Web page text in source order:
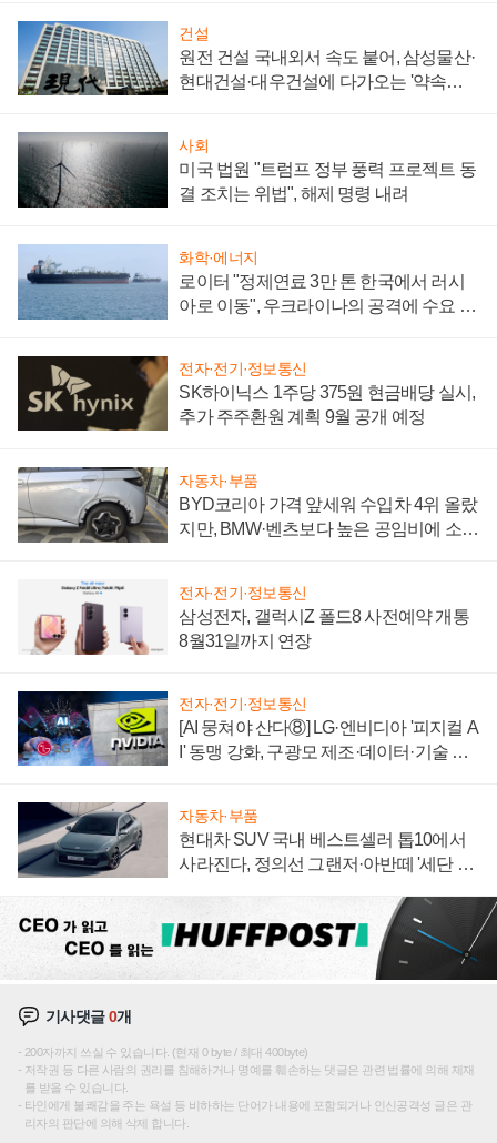
건설
원전 건설 국내외서 속도 붙어, 삼성물산·
현대건설·대우건설에 다가오는 '약속의
사회
미국 법원 "트럼프 정부 풍력 프로젝트 동
결 조치는 위법", 해제 명령 내려
화학·에너지
로이터 "정제연료 3만 톤 한국에서 러시
아로 이동", 우크라이나의 공격에 수요 늘
전자·전기·정보통신
SK하이닉스 1주당 375원 현금배당 실시,
추가 주주환원 계획 9월 공개 예정
자동차·부품
BYD코리아 가격 앞세워 수입차 4위 올랐
지만, BMW·벤츠보다 높은 공임비에 소비
전자·전기·정보통신
삼성전자, 갤럭시Z 폴드8 사전예약 개통
8월31일까지 연장
전자·전기·정보통신
[AI 뭉쳐야 산다⑧] LG·엔비디아 '피지컬 A
I' 동맹 강화, 구광모 제조·데이터·기술 결
자동차·부품
현대차 SUV 국내 베스트셀러 톱10에서
사라진다, 정의선 그랜저·아반떼 '세단 쌍
기사댓글0개
200자까지 쓰실 수 있습니다. (현재 0 byte / 최대 400byte)
저작권 등 다른 사람의 권리를 침해하거나 명예를 훼손하는 댓글은 관련 법률에 의해 제재
를 받을 수 있습니다.
타인에게 불쾌감을 주는 욕설 등 비하하는 단어가 내용에 포함되거나 인신공격성 글은 관
리자의 판단에 의해 삭제 합니다.